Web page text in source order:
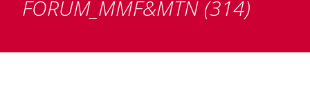
FORUM_MMF&MTN (314)